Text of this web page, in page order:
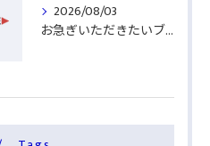
2026/08/03
お急ぎいただきたいブーツ